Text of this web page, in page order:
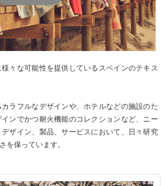
々な可能性を提供しているスペインのテキス
ラフルなデザインや、ホテルなどの施設のた
ンでかつ耐火機能のコレクションなど、ニー
ザイン、製品、サービスにおいて、日々研究
を保っています。